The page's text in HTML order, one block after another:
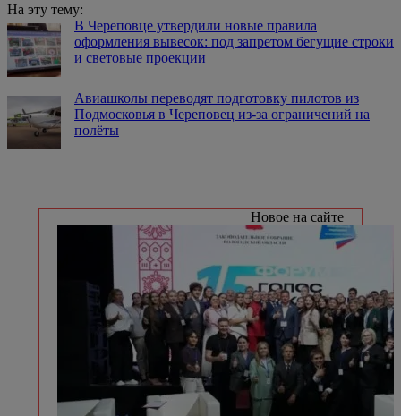
На эту тему:
В Череповце утвердили новые правила
оформления вывесок: под запретом бегущие строки
и световые проекции
Авиашколы переводят подготовку пилотов из
Подмосковья в Череповец из-за ограничений на
полёты
Новое на сайте